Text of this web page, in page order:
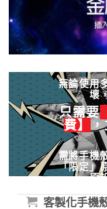
無論使用
壞
只需要
費】 ，
需將手機
「限定」
原
原型號手
法
客製化手機